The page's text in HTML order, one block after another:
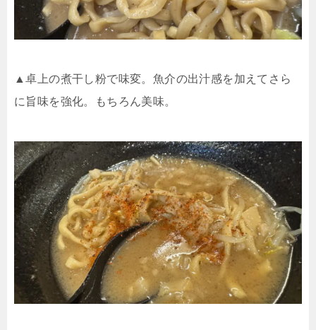
▲卓上の煮干し粉で味変。魚介の出汁感を加えてさら
に旨味を強化。もちろん美味。